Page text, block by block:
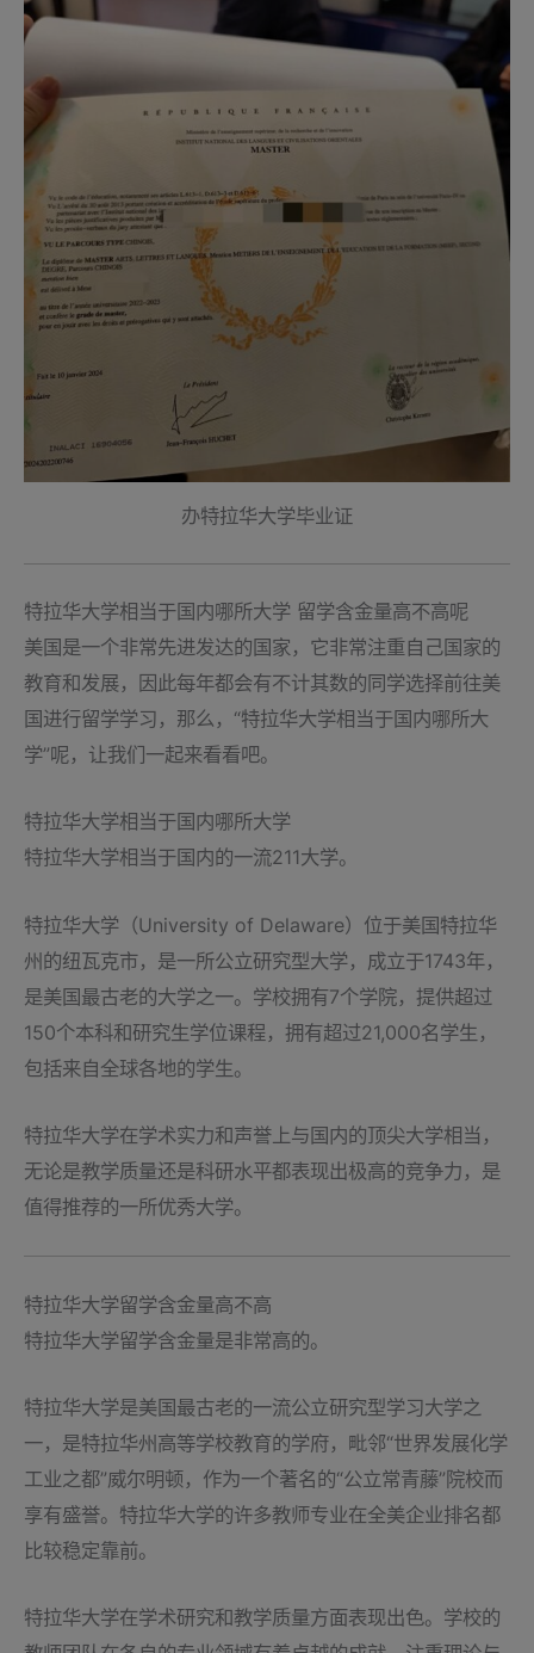
办特拉华大学毕业证
特拉华大学相当于国内哪所大学 留学含金量高不高呢
美国是一个非常先进发达的国家，它非常注重自己国家的
教育和发展，因此每年都会有不计其数的同学选择前往美
国进行留学学习，那么，“特拉华大学相当于国内哪所大
学”呢，让我们一起来看看吧。
特拉华大学相当于国内哪所大学
特拉华大学相当于国内的一流211大学。
特拉华大学（University of Delaware）位于美国特拉华
州的纽瓦克市，是一所公立研究型大学，成立于1743年，
是美国最古老的大学之一。学校拥有7个学院，提供超过
150个本科和研究生学位课程，拥有超过21,000名学生，
包括来自全球各地的学生。
特拉华大学在学术实力和声誉上与国内的顶尖大学相当，
无论是教学质量还是科研水平都表现出极高的竞争力，是
值得推荐的一所优秀大学。
特拉华大学留学含金量高不高
特拉华大学留学含金量是非常高的。
特拉华大学是美国最古老的一流公立研究型学习大学之
一，是特拉华州高等学校教育的学府，毗邻“世界发展化学
工业之都”威尔明顿，作为一个著名的“公立常青藤”院校而
享有盛誉。特拉华大学的许多教师专业在全美企业排名都
比较稳定靠前。
特拉华大学在学术研究和教学质量方面表现出色。学校的